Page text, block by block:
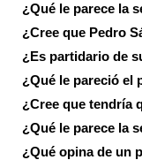
¿Qué le parece la
¿Cree que Pedro
¿Es partidario de
¿Qué le pareció el
¿Cree que tendría
¿Qué le parece la
¿Qué opina de un